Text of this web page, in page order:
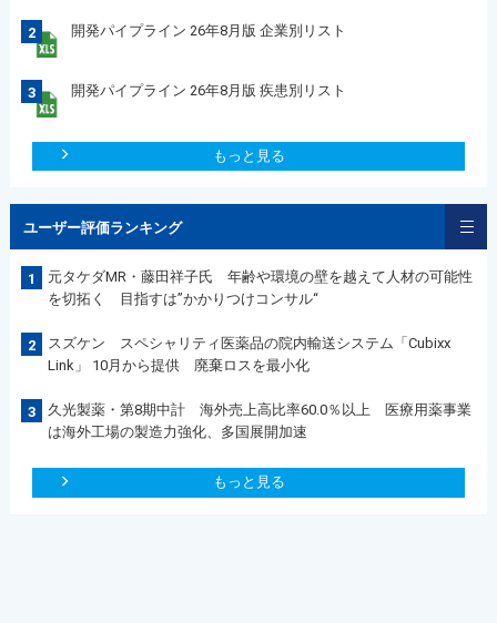
2 開発パイプライン 26年8月版 企業別リスト
3 開発パイプライン 26年8月版 疾患別リスト
もっと見る
ユーザー評価ランキング
1
元タケダMR・藤田祥子氏 年齢や環境の壁を越えて人材の可能性
を切拓く 目指すは”かかりつけコンサル“
2
スズケン スペシャリティ医薬品の院内輸送システム「Cubixx
Link」 10月から提供 廃棄ロスを最小化
3
久光製薬・第8期中計 海外売上高比率60.0％以上 医療用薬事業
は海外工場の製造力強化、多国展開加速
もっと見る